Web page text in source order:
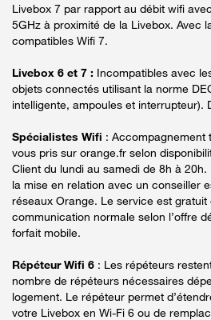
Livebox 7 par rapport au débit wifi
5GHz à proximité de la Livebox. Avec
compatibles Wifi 7.
Livebox 6 et 7 : Incompatibles avec
objets connectés utilisant la norme
intelligente, ampoules et interrupteur).
Spécialistes Wifi : Accompagnement
vous pris sur orange.fr selon
Client du lundi au samedi de 8h à 20h.
la mise en relation avec un conseiller
réseaux Orange. Le service est gratuit
communication normale selon l’offre
forfait mobile.
Répéteur Wifi 6 : Les répéteurs
nombre de répéteurs nécessaires
logement. Le répéteur permet
votre Livebox en Wi-Fi 6 ou de